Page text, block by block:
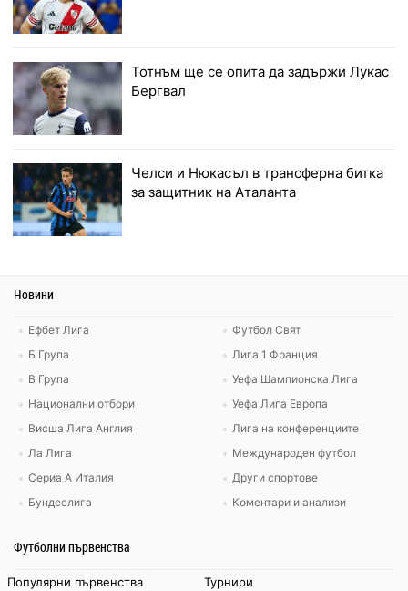
Тотнъм ще се опита да задържи Лукас
Бергвал
Челси и Нюкасъл в трансферна битка
за защитник на Аталанта
Новини
Ефбет Лига
Б Група
В Група
Национални отбори
Висша Лига Англия
Ла Лига
Сериа А Италия
Бундеслига
Футбол Свят
Лига 1 Франция
Уефа Шампионска Лига
Уефа Лига Европа
Лига на конференциите
Международен футбол
Други спортове
Коментари и анализи
Футболни първенства
Популярни първенства Турнири